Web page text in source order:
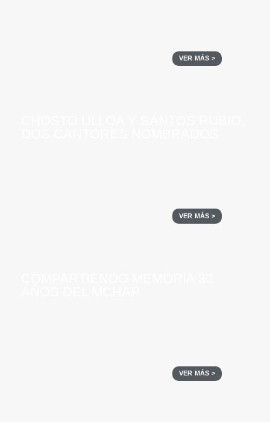
VER MÁS >
VER MÁS >
VER MÁS >